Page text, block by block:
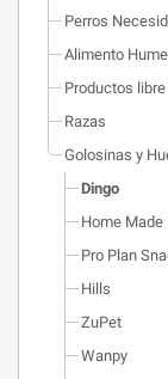
Perros
Alimento
Productos
Razas
Golosinas y
Dingo
Home Made
Pro Plan
Hills
ZuPet
Wanpy